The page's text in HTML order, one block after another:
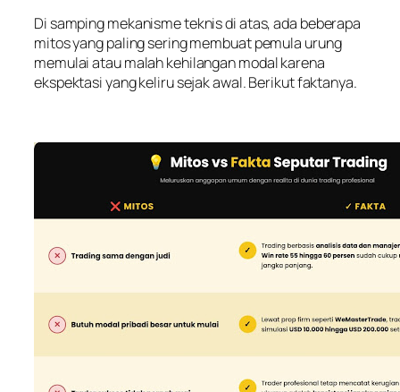
Di samping mekanisme teknis di atas, ada beberapa
mitos yang paling sering membuat pemula urung
memulai atau malah kehilangan modal karena
ekspektasi yang keliru sejak awal. Berikut faktanya.